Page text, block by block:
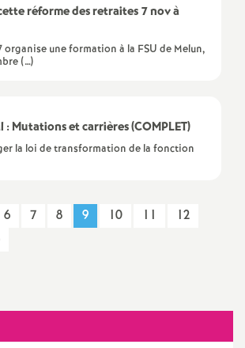
s
u
s
réforme des retraites 7 nov à
organise une formation à la FSU de Melun,
(…)
: Mutations et carrières (COMPLET)
la loi de transformation de la fonction
6 7 8 9 10 11
12